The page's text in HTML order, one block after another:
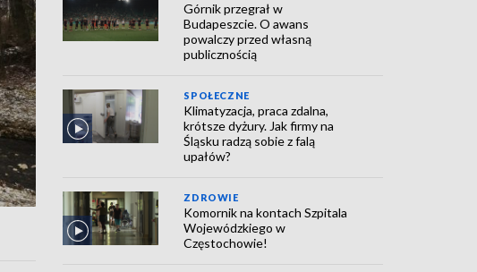
Górnik przegrał w
Budapeszcie. O awans
powalczy przed własną
publicznością
SPOŁECZNE
Klimatyzacja, praca zdalna,
krótsze dyżury. Jak firmy na
Śląsku radzą sobie z falą
upałów?
ZDROWIE
Komornik na kontach Szpitala
Wojewódzkiego w
Częstochowie!